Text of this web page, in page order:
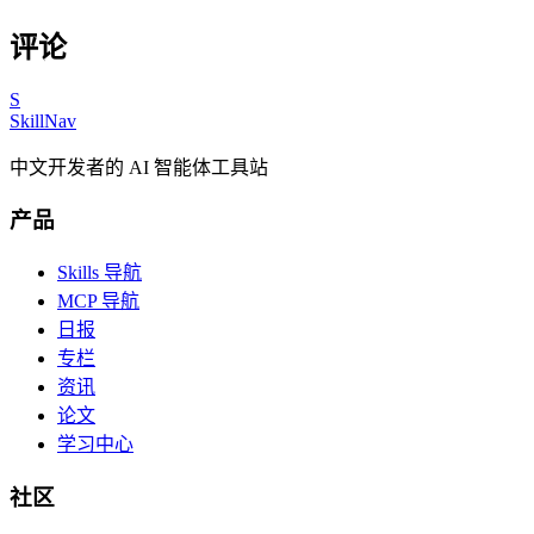
评论
S
SkillNav
中文开发者的 AI 智能体工具站
产品
Skills 导航
MCP 导航
日报
专栏
资讯
论文
学习中心
社区